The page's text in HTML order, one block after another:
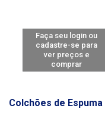
Faça seu login ou
cadastre-se para
ver preços e
comprar
Colchões de Espuma